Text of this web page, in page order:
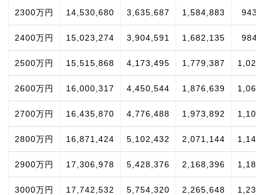
2300万円 14,530,680 3,635,687 1,584,883
2400万円 15,023,274 3,904,591 1,682,135
2500万円 15,515,868 4,173,495 1,779,387
2600万円 16,000,317 4,450,544 1,876,639
2700万円 16,435,870 4,776,488 1,973,892
2800万円 16,871,424 5,102,432 2,071,144
2900万円 17,306,978 5,428,376 2,168,396
3000万円 17,742,532 5,754,320 2,265,648